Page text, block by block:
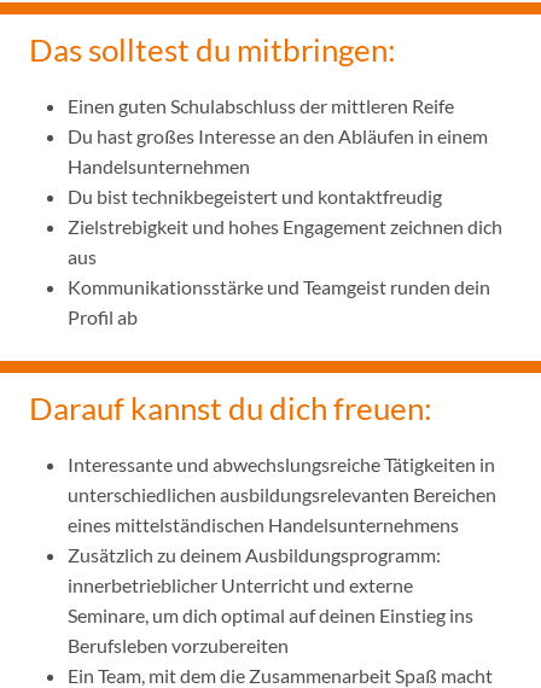
Das solltest du mitbringen:
Einen guten Schulabschluss der mittleren Reife
Du hast großes Interesse an den Abläufen in einem
Handelsunternehmen
Du bist technikbegeistert und kontaktfreudig
Zielstrebigkeit und hohes Engagement zeichnen dich
aus
Kommunikationsstärke und Teamgeist runden dein
Profil ab
Darauf kannst du dich freuen:
Interessante und abwechslungsreiche Tätigkeiten in
unterschiedlichen ausbildungsrelevanten Bereichen
eines mittelständischen Handelsunternehmens
Zusätzlich zu deinem Ausbildungsprogramm:
innerbetrieblicher Unterricht und externe
Seminare, um dich optimal auf deinen Einstieg ins
Berufsleben vorzubereiten
Ein Team, mit dem die Zusammenarbeit Spaß macht